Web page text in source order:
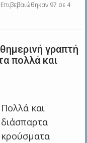
97 σε 4
γραπτή
πολλά και
Πολλά και
διάσπαρτα
κρούσματα